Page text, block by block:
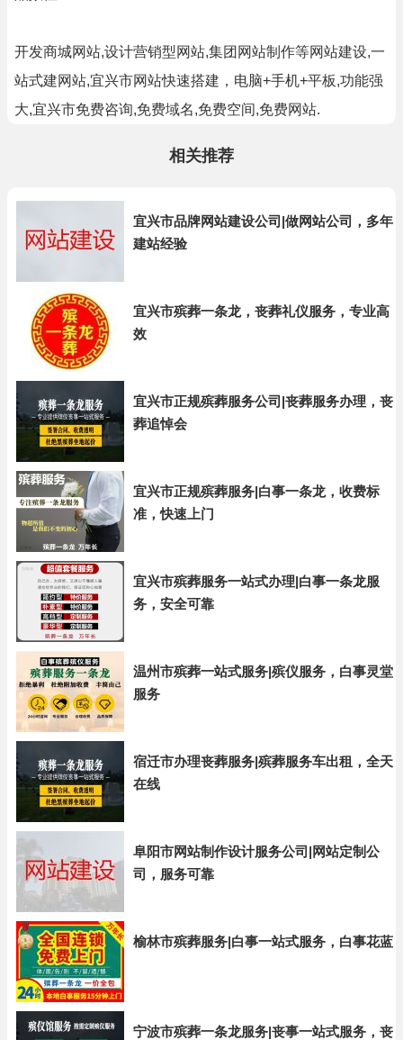
开发商城网站,设计营销型网站,集团网站制作等网站建设,一
站式建网站,宜兴市网站快速搭建，电脑+手机+平板,功能强
大,宜兴市免费咨询,免费域名,免费空间,免费网站.
相关推荐
宜兴市品牌网站建设公司|做网站公司，多年
建站经验
宜兴市殡葬一条龙，丧葬礼仪服务，专业高
效
宜兴市正规殡葬服务公司|丧葬服务办理，丧
葬追悼会
宜兴市正规殡葬服务|白事一条龙，收费标
准，快速上门
宜兴市殡葬服务一站式办理|白事一条龙服
务，安全可靠
温州市殡葬一站式服务|殡仪服务，白事灵堂
服务
宿迁市办理丧葬服务|殡葬服务车出租，全天
在线
阜阳市网站制作设计服务公司|网站定制公
司，服务可靠
榆林市殡葬服务|白事一站式服务，白事花蓝
宁波市殡葬一条龙服务|丧事一站式服务，丧